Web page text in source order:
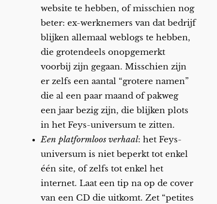
website te hebben, of misschien nog
beter: ex-werknemers van dat bedrijf
blijken allemaal weblogs te hebben,
die grotendeels onopgemerkt
voorbij zijn gegaan. Misschien zijn
er zelfs een aantal “grotere namen”
die al een paar maand of pakweg
een jaar bezig zijn, die blijken plots
in het Feys-universum te zitten.
Een platformloos verhaal: het Feys-
universum is niet beperkt tot enkel
één site, of zelfs tot enkel het
internet. Laat een tip na op de cover
van een CD die uitkomt. Zet “petites